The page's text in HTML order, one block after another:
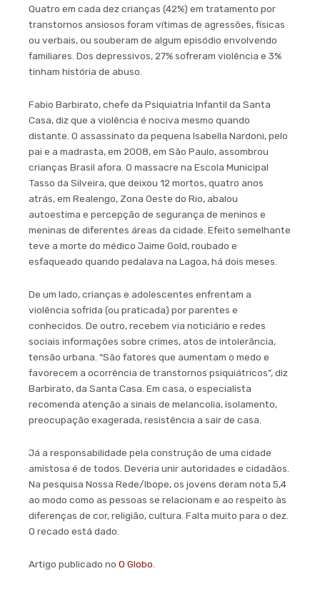
Quatro em cada dez crianças (42%) em tratamento por
transtornos ansiosos foram vítimas de agressões, físicas
ou verbais, ou souberam de algum episódio envolvendo
familiares. Dos depressivos, 27% sofreram violência e 3%
tinham história de abuso.
Fabio Barbirato, chefe da Psiquiatria Infantil da Santa
Casa, diz que a violência é nociva mesmo quando
distante. O assassinato da pequena Isabella Nardoni, pelo
pai e a madrasta, em 2008, em São Paulo, assombrou
crianças Brasil afora. O massacre na Escola Municipal
Tasso da Silveira, que deixou 12 mortos, quatro anos
atrás, em Realengo, Zona Oeste do Rio, abalou
autoestima e percepção de segurança de meninos e
meninas de diferentes áreas da cidade. Efeito semelhante
teve a morte do médico Jaime Gold, roubado e
esfaqueado quando pedalava na Lagoa, há dois meses.
De um lado, crianças e adolescentes enfrentam a
violência sofrida (ou praticada) por parentes e
conhecidos. De outro, recebem via noticiário e redes
sociais informações sobre crimes, atos de intolerância,
tensão urbana. “São fatores que aumentam o medo e
favorecem a ocorrência de transtornos psiquiátricos”, diz
Barbirato, da Santa Casa. Em casa, o especialista
recomenda atenção a sinais de melancolia, isolamento,
preocupação exagerada, resistência a sair de casa.
Já a responsabilidade pela construção de uma cidade
amistosa é de todos. Deveria unir autoridades e cidadãos.
Na pesquisa Nossa Rede/Ibope, os jovens deram nota 5,4
ao modo como as pessoas se relacionam e ao respeito às
diferenças de cor, religião, cultura. Falta muito para o dez.
O recado está dado.
Artigo publicado no O Globo.